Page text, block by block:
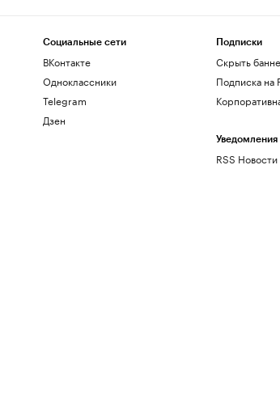
Социальные сети
ВКонтакте
Одноклассники
Telegram
Дзен
Подписки
Скрыть
Подписка на
Уведомления
RSS Новости